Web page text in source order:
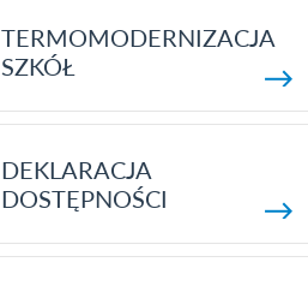
TERMOMODERNIZACJA
SZKÓŁ
DEKLARACJA
DOSTĘPNOŚCI